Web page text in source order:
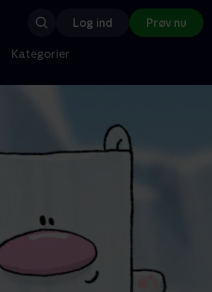
Log ind Prøv nu
Kategorier